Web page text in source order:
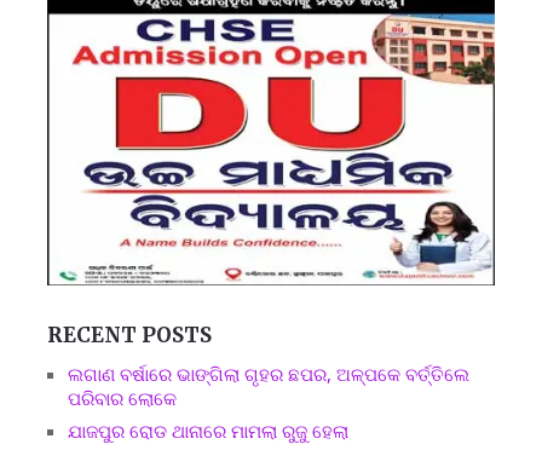
RECENT POSTS
ଲଗାଣ ବର୍ଷାରେ ଭାଙ୍ଗିଲା ଗୃହର ଛପର, ଅଳ୍ପକେ ବର୍ତ୍ତିଲେ
ପରିବାର ଲୋକେ
ଯାଜପୁର ରୋଡ ଥାନାରେ ମାମଲା ରୁଜୁ ହେଲା